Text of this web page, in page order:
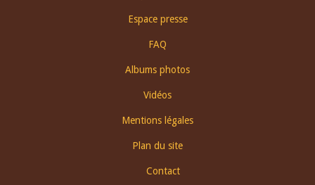
Espace presse
FAQ
Albums photos
Vidéos
Mentions légales
Plan du site
Contact